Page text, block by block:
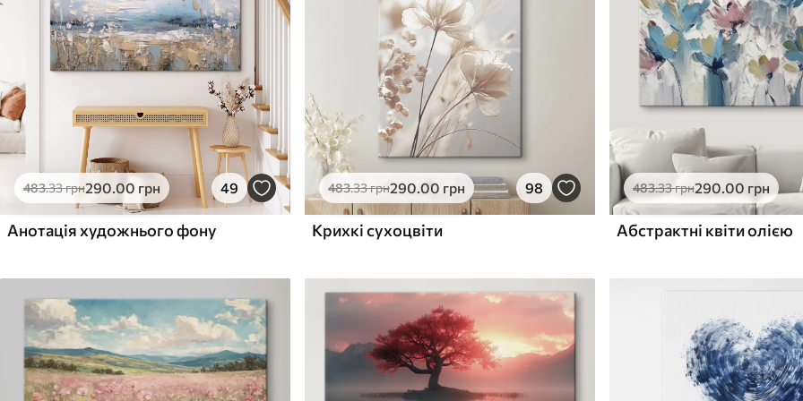
✗
Поверхня з текстурою
полотна
✗Екологічний матеріал
Поверхня з текстурою
полотна
Екологічний матеріал
✓
полотна
✓ Екологічний матеріал
483.33грн290.00 грн 49
Анотація художнього фону
483.33грн290.00 грн 98
Крихкі сухоцвіти
483.33грн290.00 грн
Абстрактні квіти олією